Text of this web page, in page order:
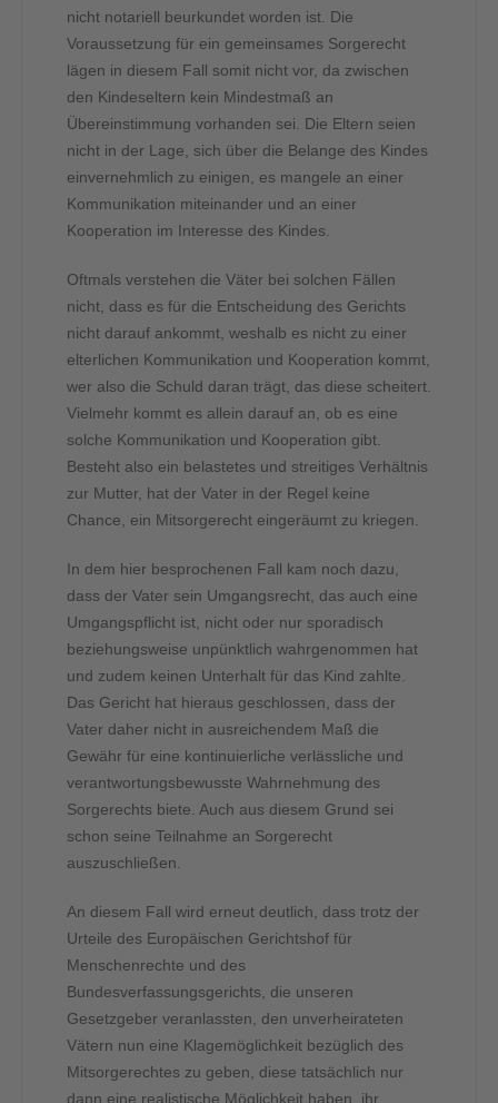
nicht notariell beurkundet worden ist. Die
Voraussetzung für ein gemeinsames Sorgerecht
lägen in diesem Fall somit nicht vor, da zwischen
den Kindeseltern kein Mindestmaß an
Übereinstimmung vorhanden sei. Die Eltern seien
nicht in der Lage, sich über die Belange des Kindes
einvernehmlich zu einigen, es mangele an einer
Kommunikation miteinander und an einer
Kooperation im Interesse des Kindes.
Oftmals verstehen die Väter bei solchen Fällen
nicht, dass es für die Entscheidung des Gerichts
nicht darauf ankommt, weshalb es nicht zu einer
elterlichen Kommunikation und Kooperation kommt,
wer also die Schuld daran trägt, das diese scheitert.
Vielmehr kommt es allein darauf an, ob es eine
solche Kommunikation und Kooperation gibt.
Besteht also ein belastetes und streitiges Verhältnis
zur Mutter, hat der Vater in der Regel keine
Chance, ein Mitsorgerecht eingeräumt zu kriegen.
In dem hier besprochenen Fall kam noch dazu,
dass der Vater sein Umgangsrecht, das auch eine
Umgangspflicht ist, nicht oder nur sporadisch
beziehungsweise unpünktlich wahrgenommen hat
und zudem keinen Unterhalt für das Kind zahlte.
Das Gericht hat hieraus geschlossen, dass der
Vater daher nicht in ausreichendem Maß die
Gewähr für eine kontinuierliche verlässliche und
verantwortungsbewusste Wahrnehmung des
Sorgerechts biete. Auch aus diesem Grund sei
schon seine Teilnahme an Sorgerecht
auszuschließen.
An diesem Fall wird erneut deutlich, dass trotz der
Urteile des Europäischen Gerichtshof für
Menschenrechte und des
Bundesverfassungsgerichts, die unseren
Gesetzgeber veranlassten, den unverheirateten
Vätern nun eine Klagemöglichkeit bezüglich des
Mitsorgerechtes zu geben, diese tatsächlich nur
dann eine realistische Möglichkeit haben, ihr